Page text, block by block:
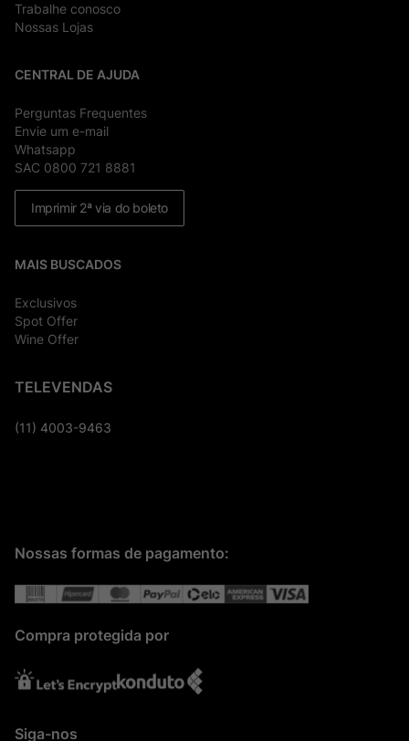
Trabalhe conosco
Nossas Lojas
CENTRAL DE AJUDA
Perguntas Frequentes
Envie um e-mail
Whatsapp
SAC 0800 721 8881
Imprimir 2ª via do boleto
MAIS BUSCADOS
Exclusivos
Spot Offer
Wine Offer
TELEVENDAS
(11) 4003-9463
Nossas formas de pagamento:
Compra protegida por
Siga-nos